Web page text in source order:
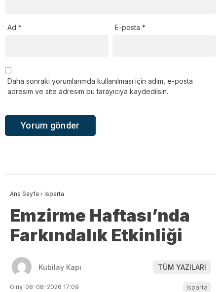
Ad * E-posta*
Daha sonraki yorumlarımda kullanılması için adım, e-posta
adresim ve site adresim bu tarayıcıya kaydedilsin.
Ana Sayfa › Isparta
Emzirme Haftası’nda
Farkındalık Etkinliği
Kubilay Kapı TÜM YAZILARI
Giriş: 08-08-2026 17:09 Isparta